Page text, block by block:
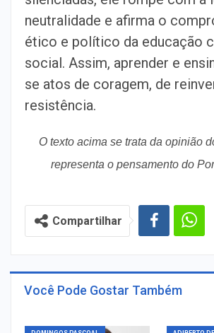
neutralidade e afirma o
ético e político da educação
social. Assim, aprender e
se atos de coragem, de
resistência.
O texto acima se trata da opinião
representa o pensamento do
Compartilhar
Você Pode Gostar Também